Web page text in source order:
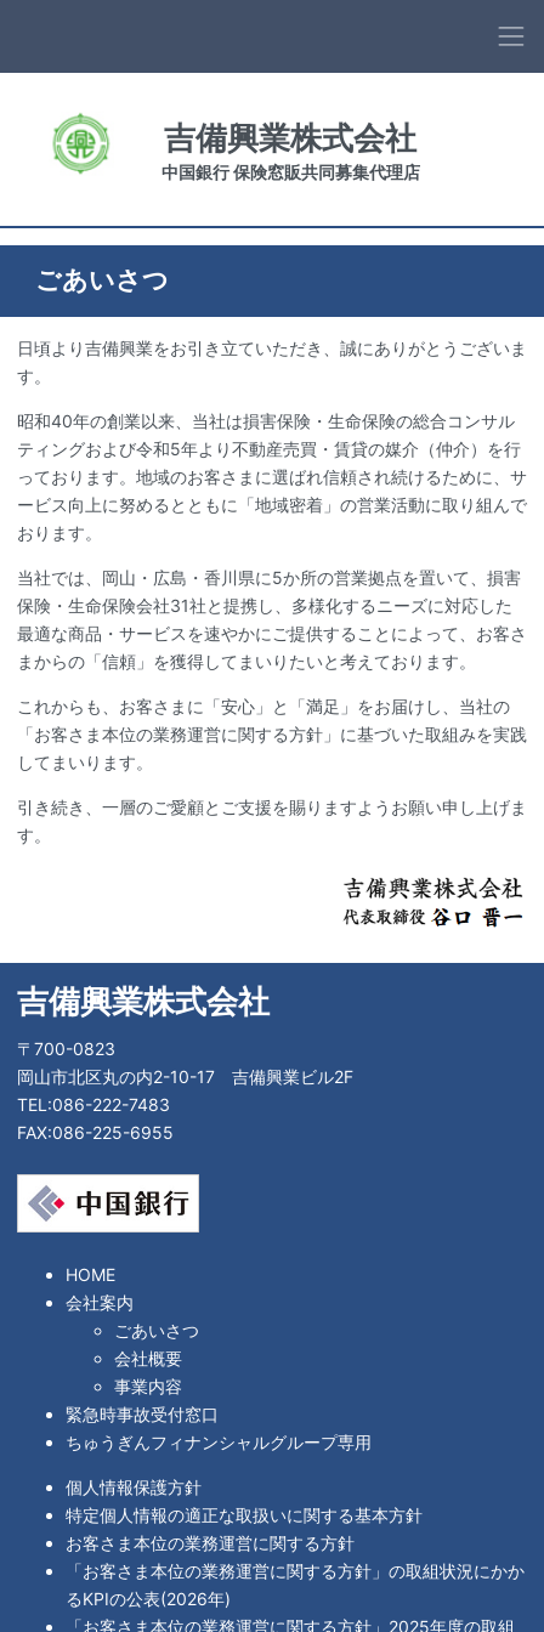
吉備興業株式会社
中国銀行 保険窓販共同募集代理店
ごあいさつ
日頃より吉備興業をお引き立ていただき、誠にありがとうございま
す。
昭和40年の創業以来、当社は損害保険・生命保険の総合コンサル
ティングおよび令和5年より不動産売買・賃貸の媒介（仲介）を行
っております。地域のお客さまに選ばれ信頼され続けるために、サ
ービス向上に努めるとともに「地域密着」の営業活動に取り組んで
おります。
当社では、岡山・広島・香川県に5か所の営業拠点を置いて、損害
保険・生命保険会社31社と提携し、多様化するニーズに対応した
最適な商品・サービスを速やかにご提供することによって、お客さ
まからの「信頼」を獲得してまいりたいと考えております。
これからも、お客さまに「安心」と「満足」をお届けし、当社の
「お客さま本位の業務運営に関する方針」に基づいた取組みを実践
してまいります。
引き続き、一層のご愛顧とご支援を賜りますようお願い申し上げま
す。
吉備興業株式会社
〒700-0823
岡山市北区丸の内2-10-17 吉備興業ビル2F
TEL:086-222-7483
FAX:086-225-6955
HOME
会社案内
ごあいさつ
会社概要
事業内容
緊急時事故受付窓口
ちゅうぎんフィナンシャルグループ専用
個人情報保護方針
特定個人情報の適正な取扱いに関する基本方針
お客さま本位の業務運営に関する方針
「お客さま本位の業務運営に関する方針」の取組状況にかか
るKPIの公表(2026年)
「お客さま本位の業務運営に関する方針」2025年度の取組